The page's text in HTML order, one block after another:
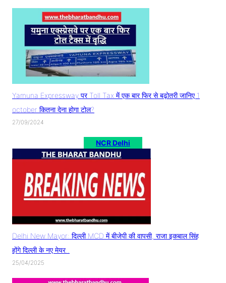
Yamuna Expressway पर Toll Tax में एक बार फिर से बढ़ोतरी जानिए 1
october कितना देना होगा टोल?
27/09/2024
NCR Delhi
Delhi New Mayor: दिल्ली MCD में बीजेपी की वापसी, राजा इकबाल सिंह
होंगे दिल्ली के नए मेयर..
25/04/2025